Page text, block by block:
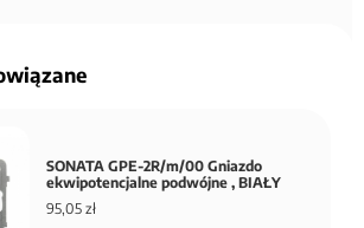
SONATA GPE-2R/m/00 Gniazdo
ekwipotencjalne podwójne , BIAŁY
95,05 zł